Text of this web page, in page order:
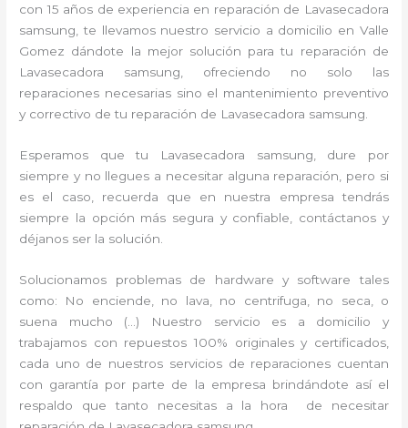
con 15 años de experiencia en reparación de Lavasecadora
samsung, te llevamos nuestro servicio a domicilio en Valle
Gomez dándote la mejor solución para tu reparación de
Lavasecadora samsung, ofreciendo no solo las
reparaciones necesarias sino el mantenimiento preventivo
y correctivo de tu reparación de Lavasecadora samsung.
Esperamos que tu Lavasecadora samsung, dure por
siempre y no llegues a necesitar alguna reparación, pero si
es el caso, recuerda que en nuestra empresa tendrás
siempre la opción más segura y confiable, contáctanos y
déjanos ser la solución.
Solucionamos problemas de hardware y software tales
como: No enciende, no lava, no centrifuga, no seca, o
suena mucho (…) Nuestro servicio es a domicilio y
trabajamos con repuestos 100% originales y certificados,
cada uno de nuestros servicios de reparaciones cuentan
con garantía por parte de la empresa brindándote así el
respaldo que tanto necesitas a la hora de necesitar